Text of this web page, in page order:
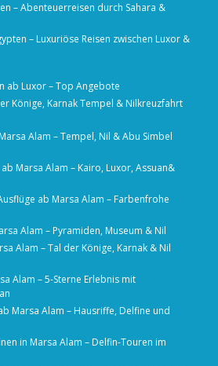
– Abenteuerreisen durch Sahara &
– Luxuriöse Reisen zwischen Luxor &
ab Luxor – Top Angebote
Könige, Karnak Tempel & Nilkreuzfahrt
Alam – Tempel, Nil & Abu Simbel
Marsa Alam – Kairo, Luxor, Assuan&
ab Marsa Alam – Farbenfrohe
Alam – Pyramiden, Museum & Nil
Alam – Tal der Könige, Karnak & Nil
Alam – 5-Sterne Erlebnis mit
Marsa Alam – Hausriffe, Delfine und
in Marsa Alam – Delfin-Touren im